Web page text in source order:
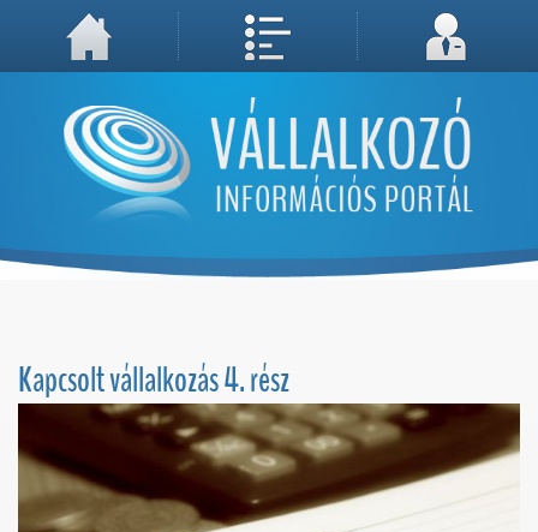
A weboldal használatával Ön elfogadja, hogy Cookie-kat (sütiket) tároljunk számítógépén. A sütik a weboldal megfelelő működéséhez
Megértettem, folytatás...
Kapcsolt vállalkozás 4. rész